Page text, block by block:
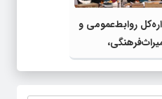
روابط‌عمومی و